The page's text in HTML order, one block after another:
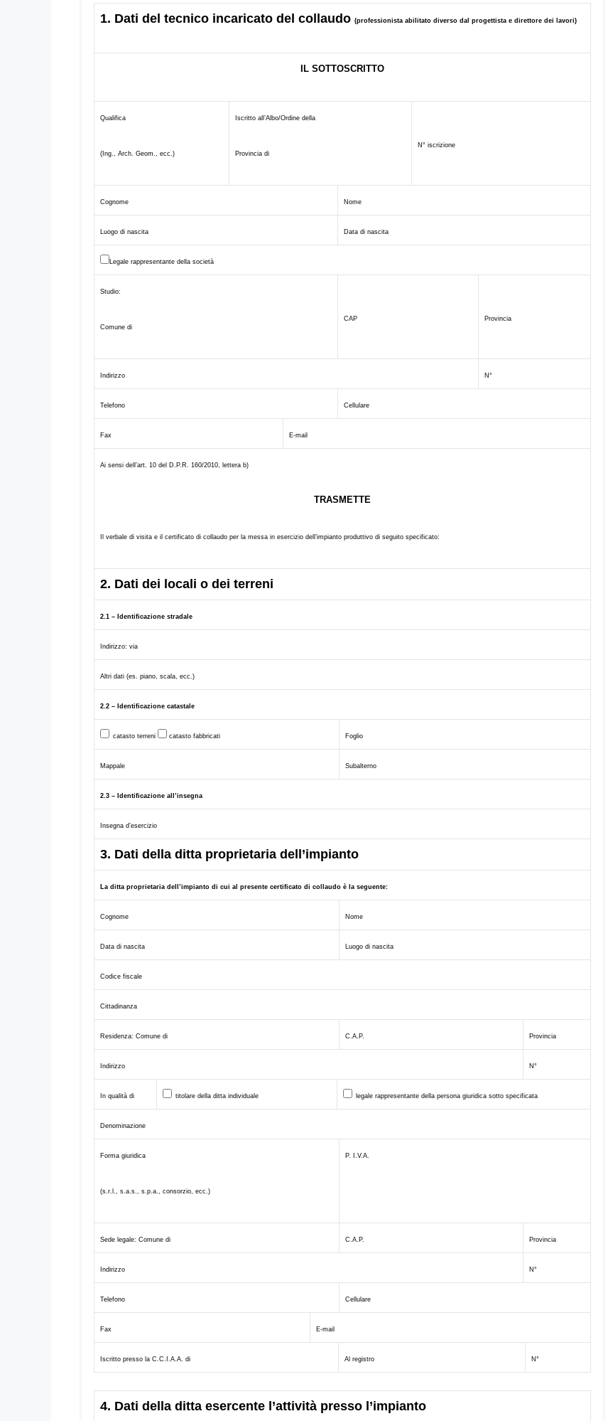
1. Dati del tecnico incaricato del collaudo (professionista abilitato diverso dal progettista e direttore dei lavori)
IL SOTTOSCRITTO
Qualifica
(Ing., Arch. Geom., ecc.)
Iscritto all’Albo/Ordine della
Provincia di
N° iscrizione
Cognome Nome
Luogo di nascita Data di nascita
Legale rappresentante della società
Studio:
Comune di
CAP Provincia
Indirizzo N°
Telefono Cellulare
Fax E-mail
Ai sensi dell’art. 10 del D.P.R. 160/2010 , lettera b)
TRASMETTE
Il verbale di visita e il certificato di collaudo per la messa in esercizio dell’impianto produttivo di seguito specificato:
2. Dati dei locali o dei terreni
2.1 – Identificazione stradale
Indirizzo: via
Altri dati (es. piano, scala, ecc.)
2.2 – Identificazione catastale
catasto terreni catasto fabbricati Foglio
Mappale Subalterno
2.3 – Identificazione all’insegna
Insegna d’esercizio
3. Dati della ditta proprietaria dell’impianto
La ditta proprietaria dell’impianto di cui al presente certificato di collaudo è la seguente:
Cognome Nome
Data di nascita Luogo di nascita
Codice fiscale
Cittadinanza
Residenza: Comune di C.A.P. Provincia
Indirizzo N°
In qualità di titolare della ditta individuale legale rappresentante della persona giuridica sotto specificata
Denominazione
Forma giuridica
(s.r.l., s.a.s., s.p.a., consorzio, ecc.)
P. I.V.A.
Sede legale: Comune di C.A.P. Provincia
Indirizzo N°
Telefono Cellulare
Fax E-mail
Iscritto presso la C.C.I.A.A. di Al registro N°
4. Dati della ditta esercente l’attività presso l’impianto